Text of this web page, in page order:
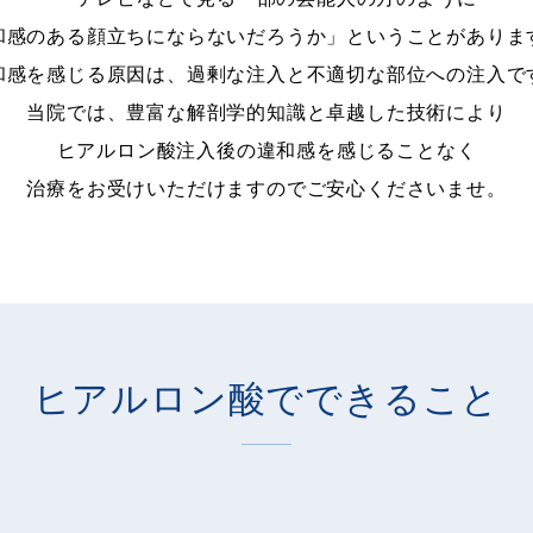
感のある顔立ちにならないだろうか」ということがありま
感を感じる原因は、過剰な注入と不適切な部位への注入で
当院では、豊富な解剖学的知識と卓越した技術により
ヒアルロン酸注入後の違和感を感じることなく
治療をお受けいただけますのでご安心くださいませ。
ヒアルロン酸でできること